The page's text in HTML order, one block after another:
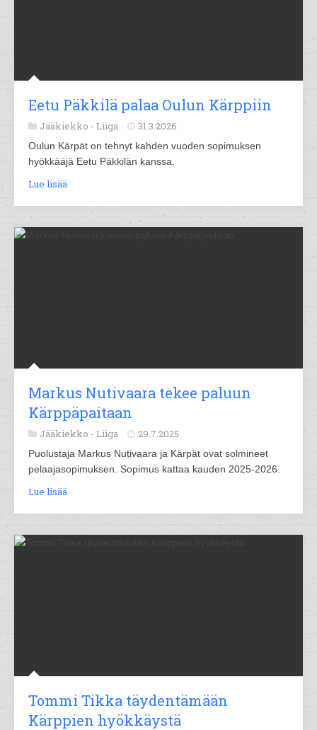
Eetu Päkkilä palaa Oulun Kärppiin
Jääkiekko - Liiga 31.3.2026
Oulun Kärpät on tehnyt kahden vuoden sopimuksen
hyökkääjä Eetu Päkkilän kanssa.
Lue lisää
Markus Nutivaara tekee paluun
Kärppäpaitaan
Jääkiekko - Liiga 29.7.2025
Puolustaja Markus Nutivaara ja Kärpät ovat solmineet
pelaajasopimuksen. Sopimus kattaa kauden 2025-2026.
Lue lisää
Tommi Tikka täydentämään
Kärppien hyökkäystä